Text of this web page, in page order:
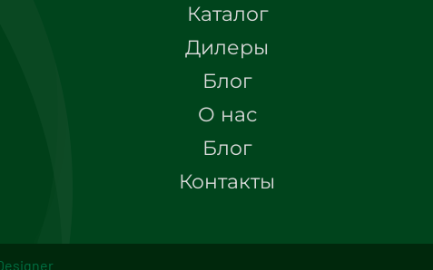
Каталог
Дилеры
Блог
О нас
Блог
Контакты